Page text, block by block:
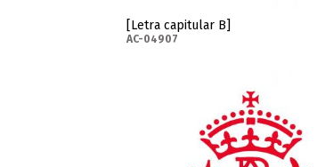
[Letra capitular B]
AC-04907